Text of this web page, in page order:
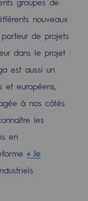
nouveaux
de projets
dans le projet
est aussi un
et européens,
à nos côtés
les
en
« Je